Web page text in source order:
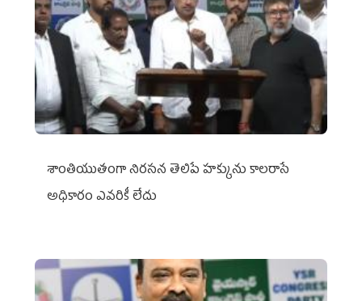
శాంతియుతంగా నిరసన తెలిపే హక్కును కాలరాసే
అధికారం ఎవరికీ లేదు